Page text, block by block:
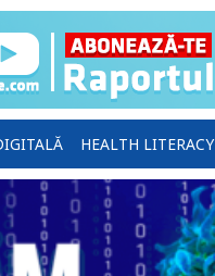
HEALTH LITERACY